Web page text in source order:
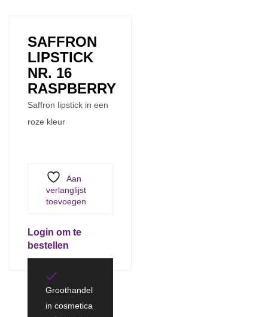
SAFFRON
LIPSTICK
NR. 16
RASPBERRY
Saffron lipstick in een
roze kleur
Aan
verlanglijst
toevoegen
Login om te
bestellen
Groothandel
in cosmetica